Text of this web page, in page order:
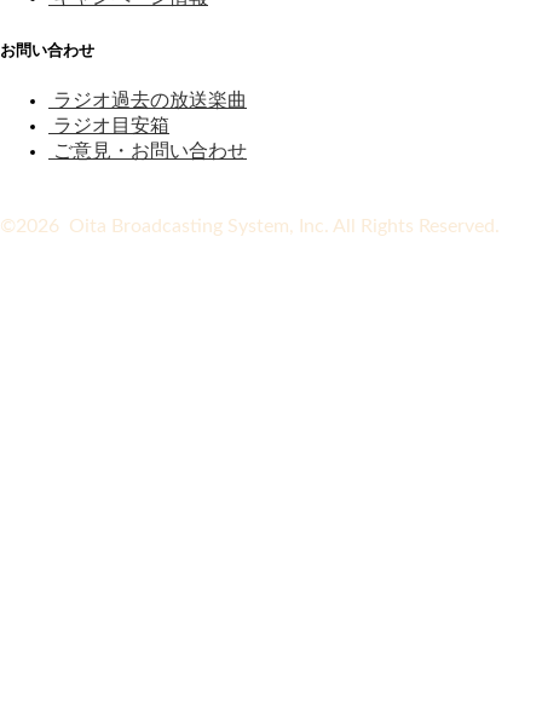
お問い合わせ
ラジオ過去の放送楽曲
ラジオ目安箱
ご意見・お問い合わせ
©2026 Oita Broadcasting System, Inc. All Rights Reserved.